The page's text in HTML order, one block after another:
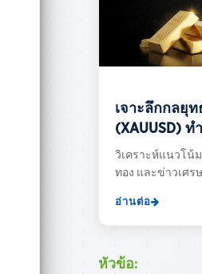
เจาะลึกกลยุ
(XAUUSD) ท
วิเคราะห์แนวโน้
ทอง และข่าวเศร
อ่านต่อ
หัวข้อ: